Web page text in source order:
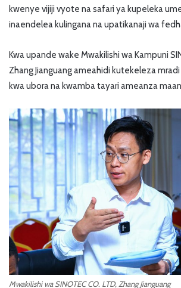
kwenye vijiji vyote na safari ya kupeleka
inaendelea kulingana na upatikanaji wa
Kwa upande wake Mwakilishi wa Kampuni
Zhang Jianguang ameahidi kutekeleza
kwa ubora na kwamba tayari ameanza
Mwakilishi wa SINOTEC CO. LTD, Zhang Jianguang